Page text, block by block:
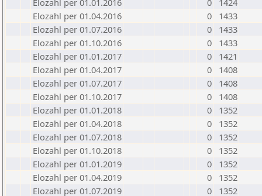
Elozahl per 01.01.2016
0
1424
Elozahl per 01.04.2016
0
1433
Elozahl per 01.07.2016
0
1433
Elozahl per 01.10.2016
0
1433
Elozahl per 01.01.2017
0
1421
Elozahl per 01.04.2017
0
1408
Elozahl per 01.07.2017
0
1408
Elozahl per 01.10.2017
0
1408
Elozahl per 01.01.2018
0
1352
Elozahl per 01.04.2018
0
1352
Elozahl per 01.07.2018
0
1352
Elozahl per 01.10.2018
0
1352
Elozahl per 01.01.2019
0
1352
Elozahl per 01.04.2019
0
1352
Elozahl per 01.07.2019
0
1352